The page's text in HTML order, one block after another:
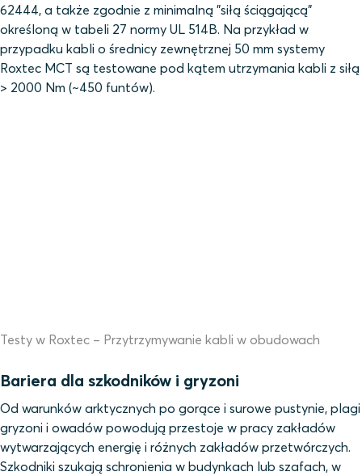
62444, a także zgodnie z minimalną "siłą ściągającą"
określoną w tabeli 27 normy UL 514B. Na przykład w
przypadku kabli o średnicy zewnętrznej 50 mm systemy
Roxtec MCT są testowane pod kątem utrzymania kabli z siłą
> 2000 Nm (~450 funtów).
Testy w Roxtec – Przytrzymywanie kabli w obudowach
Bariera dla szkodników i gryzoni
Od warunków arktycznych po gorące i surowe pustynie, plagi
gryzoni i owadów powodują przestoje w pracy zakładów
wytwarzających energię i różnych zakładów przetwórczych.
Szkodniki szukają schronienia w budynkach lub szafach, w